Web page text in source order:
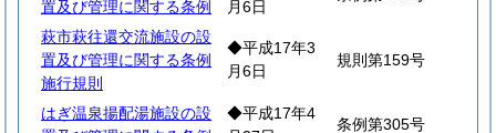
置及び管理に関する条例
月6日
萩市萩往還交流施設の設
置及び管理に関する条例
施行規則
◆平成17年3
月6日
規則第159号
はぎ温泉揚配湯施設の設
◆平成17年4
条例第305号